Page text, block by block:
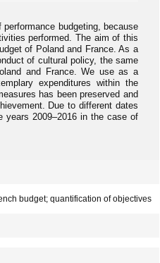
budgeting, because
performed. The aim of this
of Poland and France. As a
of cultural policy, the same
and France. We use as a
expenditures within the
has been preserved and
Due to different dates
years 2009–2016 in the case of
budget; quantification of objectives